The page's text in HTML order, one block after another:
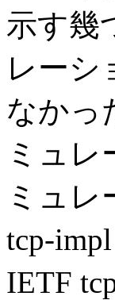
示す幾
レーシ
なかっ
ミュ
ミュ
tcp-
IETF